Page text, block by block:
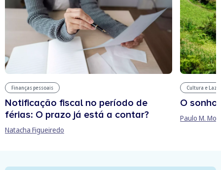
Finanças pessoais
Notificação fiscal no período de
férias: O prazo já está a contar?
Natacha Figueiredo
Cultura e
O sonho
Paulo M.